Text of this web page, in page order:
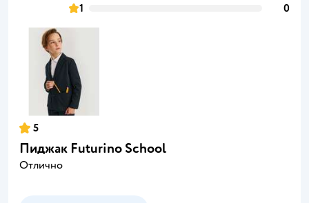
1
0
5
Пиджак Futurino School
Отлично